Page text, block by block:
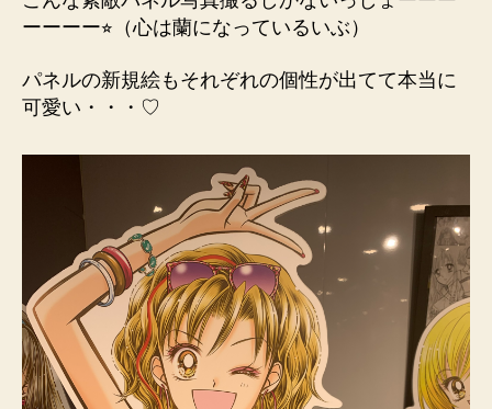
ーーーー⭐︎（心は蘭になっているいぶ）
パネルの新規絵もそれぞれの個性が出てて本当に
可愛い・・・♡